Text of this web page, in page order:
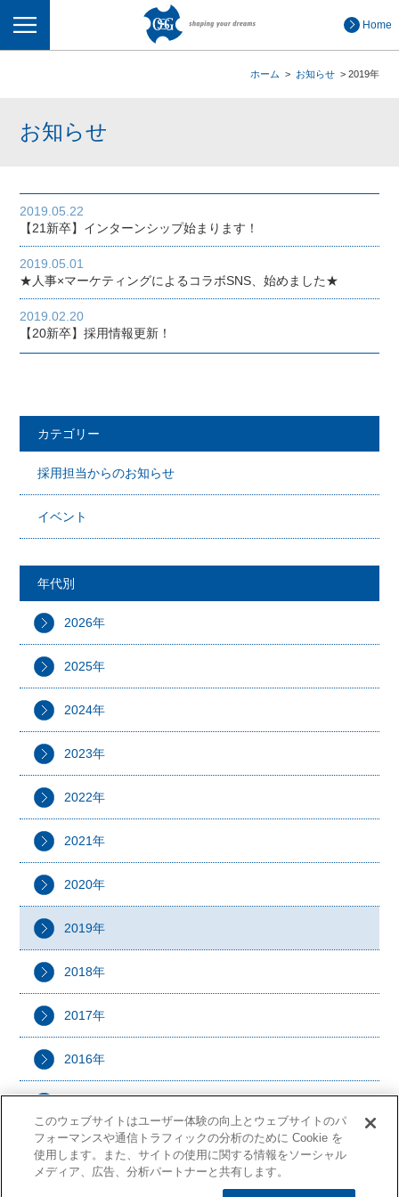
Home
ホーム お知らせ 2019年
お知らせ
2019.05.22
【21新卒】インターンシップ始まります！
2019.05.01
★人事×マーケティングによるコラボSNS、始めました★
2019.02.20
【20新卒】採用情報更新！
カテゴリー
採用担当からのお知らせ
イベント
年代別
2026年
2025年
2024年
2023年
2022年
2021年
2020年
2019年
2018年
2017年
2016年
Copyright (C) OSG Corporation. All rights reserved.
このウェブサイトはユーザー体験の向上とウェブサイトのパ
フォーマンスや通信トラフィックの分析のために Cookie を
使用します。また、サイトの使用に関する情報をソーシャル
メディア、広告、分析パートナーと共有します。